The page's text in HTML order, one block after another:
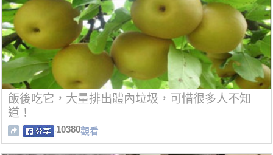
飯後吃它，大量排出體內垃圾，可惜很多人不知
道！
10380觀看